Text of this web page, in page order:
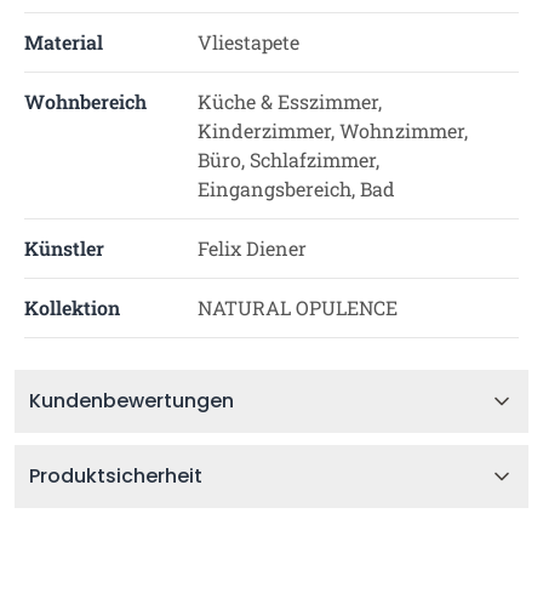
Material Vliestapete
Wohnbereich
Küche & Esszimmer,
Kinderzimmer, Wohnzimmer,
Büro, Schlafzimmer,
Eingangsbereich, Bad
Künstler Felix Diener
Kollektion NATURAL OPULENCE
Kundenbewertungen
Produktsicherheit